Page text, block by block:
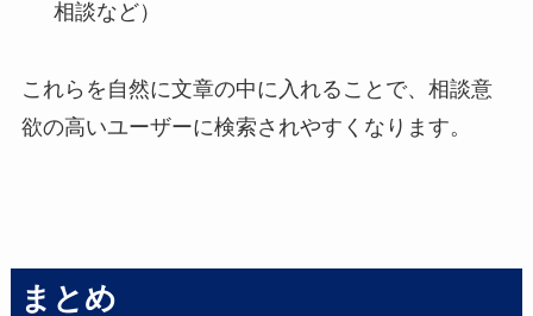
相談など）
これらを自然に文章の中に入れることで、相談意
欲の高いユーザーに検索されやすくなります。
まとめ